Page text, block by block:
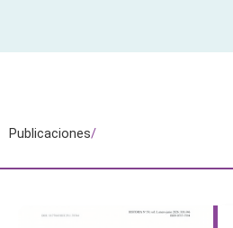
Publicaciones/